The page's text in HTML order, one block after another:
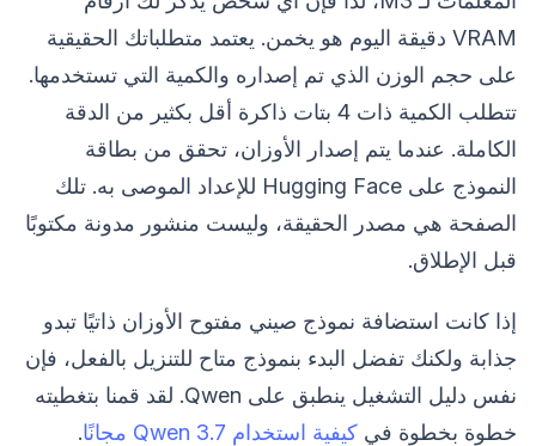
VRAM دقيقة اليوم هو يخمن. يعتمد متطلباتك الحقيقية
على حجم الوزن الذي تم إصداره والكمية التي تستخدمها.
تتطلب الكمية ذات 4 بتات ذاكرة أقل بكثير من الدقة
الكاملة. عندما يتم إصدار الأوزان، تحقق من بطاقة
النموذج على Hugging Face للإعداد الموصى به. تلك
الصفحة هي مصدر الحقيقة، وليست منشور مدونة مكتوبًا
قبل الإطلاق.
إذا كانت استضافة نموذج صيني مفتوح الأوزان ذاتيًا تبدو
جذابة ولكنك تفضل البدء بنموذج متاح للتنزيل بالفعل، فإن
نفس دليل التشغيل ينطبق على Qwen. لقد قمنا بتغطيته
خطوة بخطوة في كيفية استخدام Qwen 3.7 مجانًا .